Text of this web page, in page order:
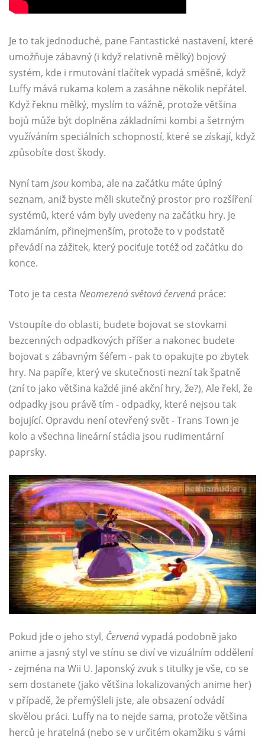
Je to tak jednoduché, pane Fantastické nastavení, které
umožňuje zábavný (i když relativně mělký) bojový
systém, kde i rmutování tlačítek vypadá směšně, když
Luffy mává rukama kolem a zasáhne několik nepřátel.
Když řeknu mělký, myslím to vážně, protože většina
bojů může být doplněna základními kombi a šetrným
využíváním speciálních schopností, které se získají, když
způsobíte dost škody.
Nyní tam jsou komba, ale na začátku máte úplný
seznam, aniž byste měli skutečný prostor pro rozšíření
systémů, které vám byly uvedeny na začátku hry. Je
zklamáním, přinejmenším, protože to v podstatě
převádí na zážitek, který pociťuje totéž od začátku do
konce.
Toto je ta cesta Neomezená světová červená práce:
Vstoupíte do oblasti, budete bojovat se stovkami
bezcenných odpadkových příšer a nakonec budete
bojovat s zábavným šéfem - pak to opakujte po zbytek
hry. Na papíře, který ve skutečnosti nezní tak špatně
(zní to jako většina každé jiné akční hry, že?), Ale řekl, že
odpadky jsou právě tím - odpadky, které nejsou tak
bojující. Opravdu není otevřený svět - Trans Town je
kolo a všechna lineární stádia jsou rudimentární
paprsky.
Pokud jde o jeho styl, Červenávypadá podobně jako
anime a jasný styl ve stínu se diví ve vizuálním oddělení
- zejména na Wii U. Japonský zvuk s titulky je vše, co se
sem dostanete (jako většina lokalizovaných anime her)
v případě, že přemýšleli jste, ale obsazení odvádí
skvělou práci. Luffy na to nejde sama, protože většina
herců je hratelná (nebo se v určitém okamžiku s vámi